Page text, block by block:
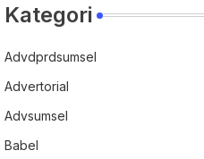
Kategori
Advdprdsumsel
Advertorial
Advsumsel
Babel